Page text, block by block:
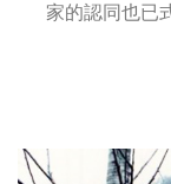
家的認同也已